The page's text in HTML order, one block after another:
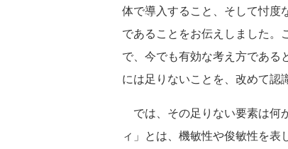
体で導入すること、そして忖度
であることをお伝えしました。
で、今でも有効な考え方である
には足りないことを、改めて認
では、その足りない要素は何
ィ」とは、機敏性や俊敏性を